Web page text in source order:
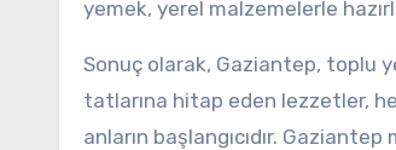
yemek, yerel malzemelerle
Sonuç olarak, Gaziantep, toplu
tatlarına hitap eden lezzetler,
anların başlangıcıdır.